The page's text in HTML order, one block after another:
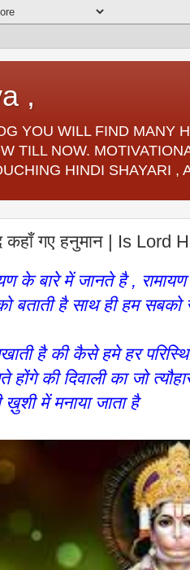
,
YOU WILL FIND MANY
TILL NOW.
HINDI SHAYARI ,
कहाँ गए हनुमान | Is
के बारे में जानते है ,
बताती है साथ ही हम
है की कैसे हमे हर
की दिवाली का जो
में मनाया जाता है